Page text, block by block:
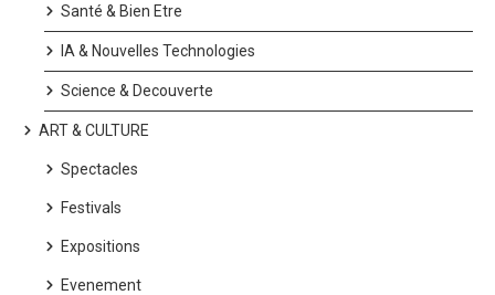
Santé & Bien Etre
IA & Nouvelles Technologies
Science & Decouverte
ART & CULTURE
Spectacles
Festivals
Expositions
Evenement